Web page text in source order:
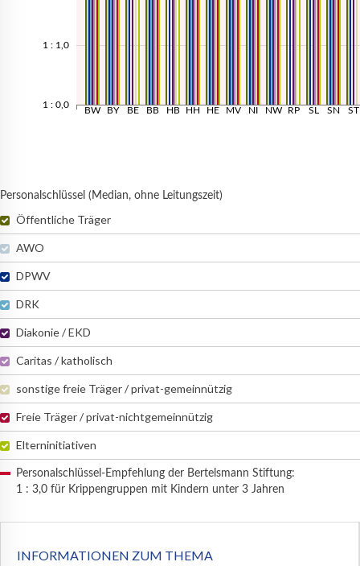
BW BY BE BB HB HH HE MV NI NW RP SL SN ST
1 : 0,0
1 : 1,0
Personalschlüssel (Median, ohne Leitungszeit)
Öffentliche Träger
AWO
DPWV
DRK
Diakonie / EKD
Caritas / katholisch
sonstige freie Träger / privat-gemeinnützig
Freie Träger / privat-nichtgemeinnützig
Elterninitiativen
Personalschlüssel-Empfehlung der Bertelsmann Stiftung:
1 : 3,0 für Krippengruppen mit Kindern unter 3 Jahren
INFORMATIONEN ZUM THEMA